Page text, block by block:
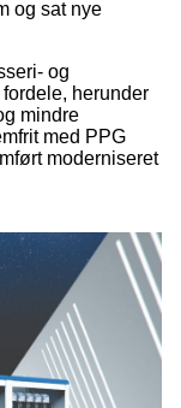
og sat nye
og
herunder
mindre
med PPG
moderniseret